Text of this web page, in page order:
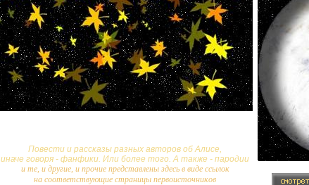
Повести и рассказы разных авторов об Алисе,
иначе говоря - фанфики. Или более того. А также - пародии
и те, и другие, и прочие представлены здесь в виде ссылок
на соответствующие страницы первоисточников